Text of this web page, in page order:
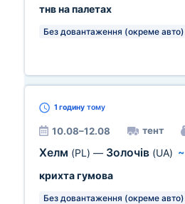
тнв на палетах
Без довантаження (окреме авто)
1 годину тому
10.08–12.08 тент
Хелм (PL) — Золочів (UA) ~
крихта гумова
Без довантаження (окреме авто)